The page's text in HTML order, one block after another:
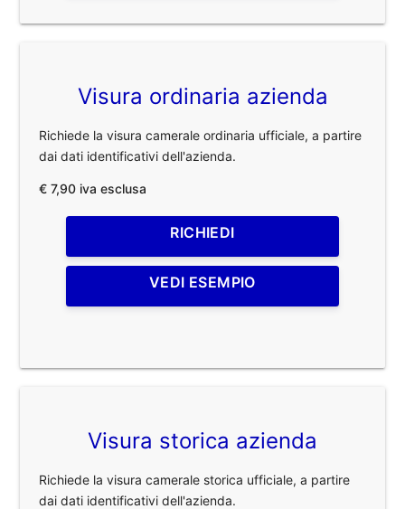
Visura ordinaria azienda
Richiede la visura camerale ordinaria ufficiale, a partire
dai dati identificativi dell'azienda.
€ 7,90 iva esclusa
RICHIEDI
VEDI ESEMPIO
Visura storica azienda
Richiede la visura camerale storica ufficiale, a partire
dai dati identificativi dell'azienda.